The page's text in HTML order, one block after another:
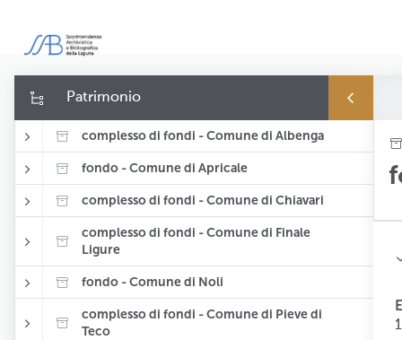
Patrimonio
complesso di fondi - Comune di Albenga
fondo - Comune di Apricale
complesso di fondi - Comune di Chiavari
complesso di fondi - Comune di Finale
Ligure
fondo - Comune di Noli
complesso di fondi - Comune di Pieve di
Teco